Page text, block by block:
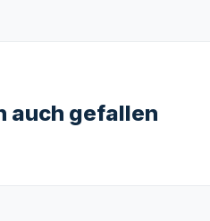
auch gefallen